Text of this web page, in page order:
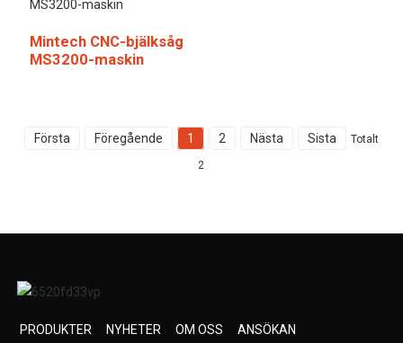
Mintech CNC-bjälksåg
MS3200-maskin
Första Föregående 1 2 Nästa Sista Totalt
2
PRODUKTER NYHETER OM OSS ANSÖKAN